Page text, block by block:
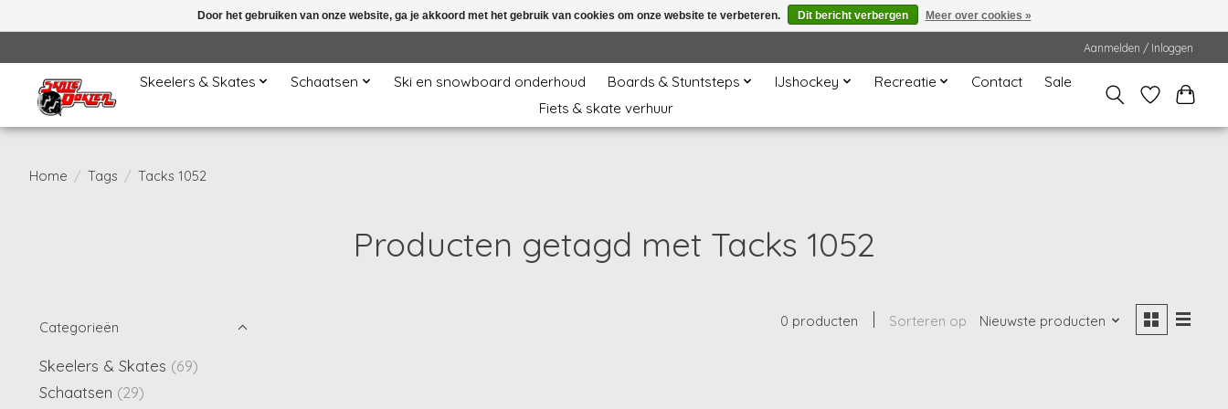
Aanmelden / Inloggen
Skeelers & Skates Schaatsen Ski en snowboard onderhoud Boards & Stuntsteps IJshockey Recreatie Contact
Sale
Fiets & skate verhuur
Home / Tags / Tacks 1052
Producten getagd met Tacks 1052
Categorieën
Skeelers & Skates (69)
Schaatsen (29)
0 producten Sorteren op Nieuwste producten
Door het gebruiken van onze website, ga je akkoord met het gebruik van cookies om onze website te verbeteren. Dit bericht verbergen Meer over cookies »